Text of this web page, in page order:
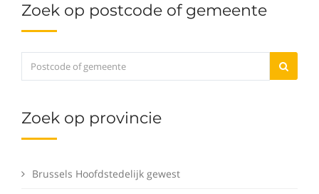
Zoek op postcode of gemeente
Zoek op provincie
Brussels Hoofdstedelijk gewest